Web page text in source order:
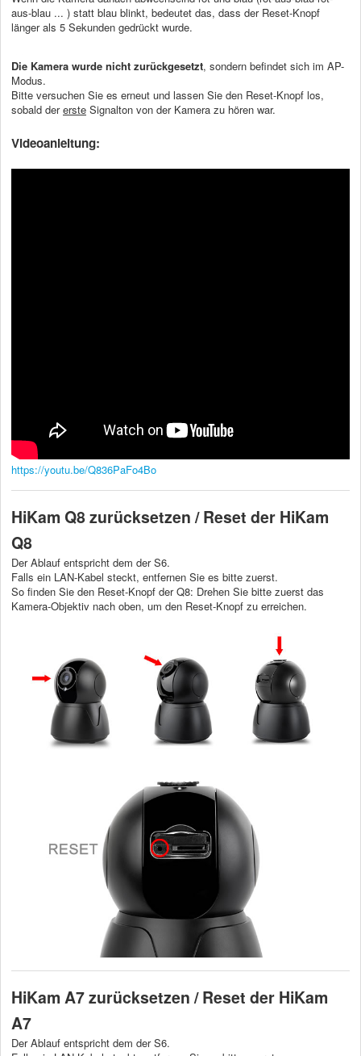
aus-blau ... ) statt blau blinkt, bedeutet das, dass der Reset-Knopf
länger als 5 Sekunden gedrückt wurde.
Die Kamera wurde nicht zurückgesetzt, sondern befindet sich im AP-
Modus.
Bitte versuchen Sie es erneut und lassen Sie den Reset-Knopf los,
sobald dererste Signalton von der Kamera zu hören war.
Videoanleitung:
https://youtu.be/Q836PaFo4Bo
HiKam Q8 zurücksetzen / Reset der HiKam
Q8
Der Ablauf entspricht dem der S6.
Falls ein LAN-Kabel steckt, entfernen Sie es bitte zuerst.
So finden Sie den Reset-Knopf der Q8: Drehen Sie bitte zuerst das
Kamera-Objektiv nach oben, um den Reset-Knopf zu erreichen.
HiKam A7 zurücksetzen / Reset der HiKam
A7
Der Ablauf entspricht dem der S6.